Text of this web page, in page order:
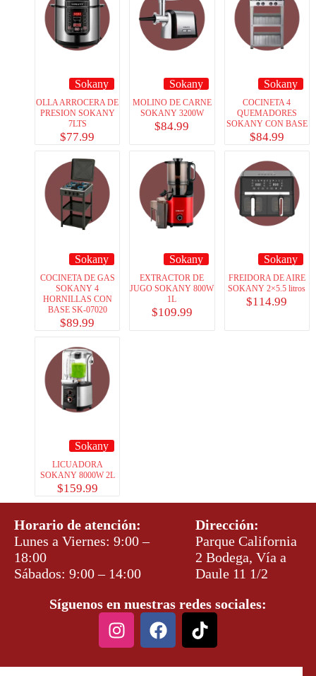
Sokany
OLLA ARROCERA DE
PRESION SOKANY
7LTS
$77.99
Sokany
MOLINO DE CARNE
SOKANY 3200W
$84.99
Sokany
COCINETA 4
QUEMADORES
SOKANY CON BASE
$84.99
Sokany
COCINETA DE GAS
SOKANY 4
HORNILLAS CON
BASE SK-07020
$89.99
Sokany
EXTRACTOR DE
JUGO SOKANY 800W
1L
$109.99
Sokany
FREIDORA DE AIRE
SOKANY 2×5.5 litros
$114.99
Sokany
LICUADORA
SOKANY 8000W 2L
$159.99
Horario de atención:
Lunes a Viernes: 9:00 –
18:00
Sábados: 9:00 – 14:00
Dirección:
Parque California
2 Bodega, Vía a
Daule 11 1/2
Síguenos en nuestras redes sociales: